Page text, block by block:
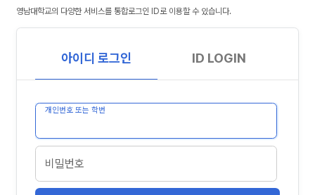
영남대학교의 다양한 서비스를 통합로그인 ID로 이용할 수 있습니다.
아이디 로그인 ID LOGIN
개인번호 또는 학번
비밀번호